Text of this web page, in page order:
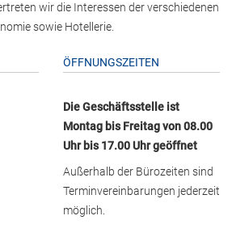
wir die Interessen der verschiedenen
sowie Hotellerie.
ÖFFNUNGSZEITEN
Die Geschäftsstelle ist
Montag bis Freitag von 08.00
Uhr bis 17.00 Uhr geöffnet
Außerhalb der Bürozeiten sind
Terminvereinbarungen jederzeit
möglich.